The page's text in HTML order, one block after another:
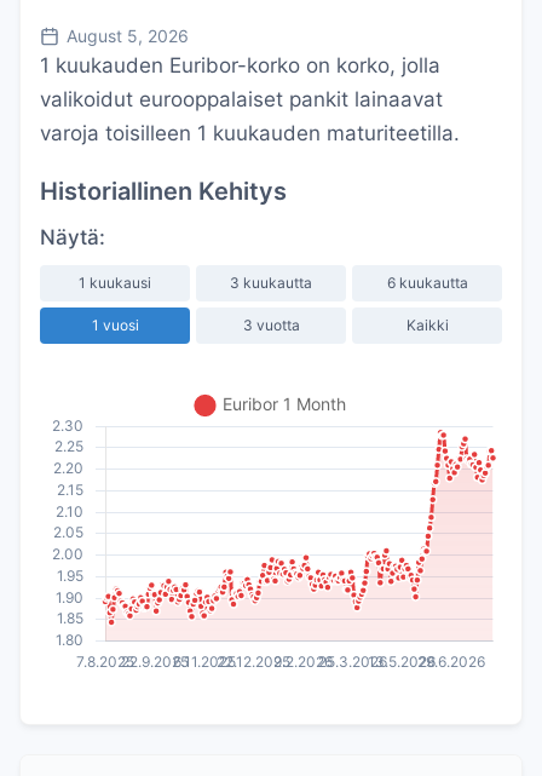
August 5, 2026
1 kuukauden Euribor-korko on korko, jolla
valikoidut eurooppalaiset pankit lainaavat
varoja toisilleen 1 kuukauden maturiteetilla.
Historiallinen Kehitys
Näytä:
1 kuukausi 3 kuukautta 6 kuukautta
1 vuosi 3 vuotta Kaikki